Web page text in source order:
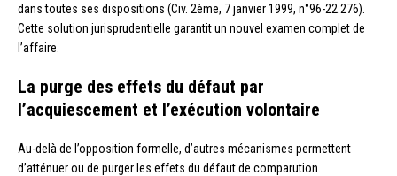
dans toutes ses dispositions (Civ. 2ème, 7 janvier 1999, n°96-22.276).
Cette solution jurisprudentielle garantit un nouvel examen complet de
l’affaire.
La purge des effets du défaut par
l’acquiescement et l’exécution volontaire
Au-delà de l’opposition formelle, d’autres mécanismes permettent
d’atténuer ou de purger les effets du défaut de comparution.